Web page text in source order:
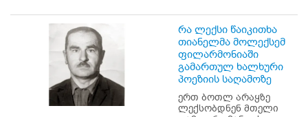
რა ლექსი წაიკითხა
თიანელმა მოლექსემ
ფილარმონიაში
გამართულ ხალხური
პოეზიის საღამოზე
ერთ ბოთლ არაყზე
ლექსობდნენ მთელი